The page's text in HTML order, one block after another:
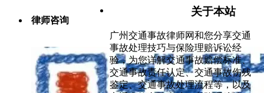
律师咨询
关于本站
广州交通事故律师网和您分享交通
事故处理技巧与保险理赔诉讼经
验，为您详解交通事故赔偿标准、
交通事故责任认定、交通事故伤残
鉴定、交通事故处理流程等，以及